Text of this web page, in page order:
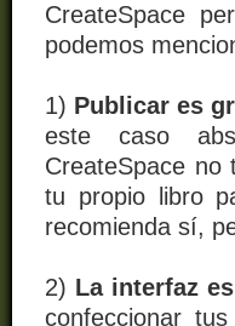
CreateSpace
podemos
1) Publicar es
este caso
CreateSpace no
tu propio libro
recomienda sí,
2) La interfaz
confeccionar